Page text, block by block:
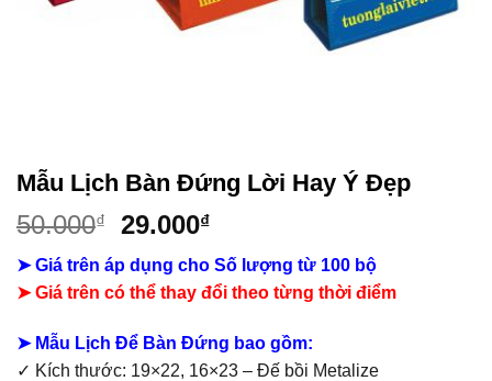
Mẫu Lịch Bàn Đứng Lời Hay Ý Đẹp
50.000₫
Giá
là:
50.000₫.
29.000₫Giá
hiện
tại
là:
29.000₫.
➤ Giá trên áp dụng cho Số lượng từ 100 bộ
➤Giá trên có thể thay đổi theo từng thời điểm
➤ Mẫu Lịch Để Bàn Đứng bao gồm:
✓ Kích thước: 19×22, 16×23 – Đế bồi Metalize